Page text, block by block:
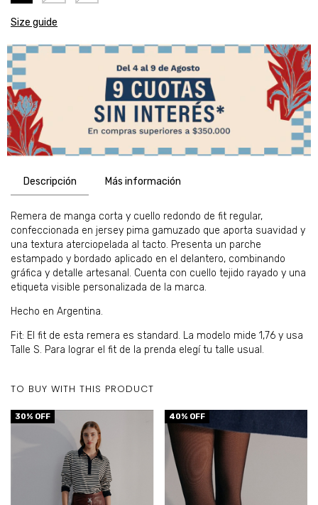
Size guide
Descripción Más información
Remera de manga corta y cuello redondo de fit regular,
confeccionada en jersey pima gamuzado que aporta suavidad y
una textura aterciopelada al tacto. Presenta un parche
estampado y bordado aplicado en el delantero, combinando
gráfica y detalle artesanal. Cuenta con cuello tejido rayado y una
etiqueta visible personalizada de la marca.
Hecho en Argentina.
Fit: El fit de esta remera es standard. La modelo mide 1,76 y usa
Talle S. Para lograr el fit de la prenda elegí tu talle usual.
TO BUY WITH THIS PRODUCT
30% OFF 40% OFF